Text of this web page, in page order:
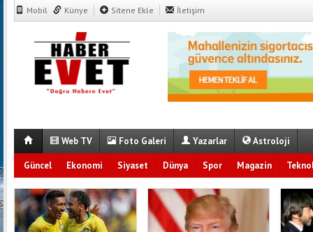
Mobil Künye Sitene Ekle İletişim
Web TV Foto Galeri Yazarlar Astroloji
Güncel Ekonomi Siyaset Dünya Spor Magazin